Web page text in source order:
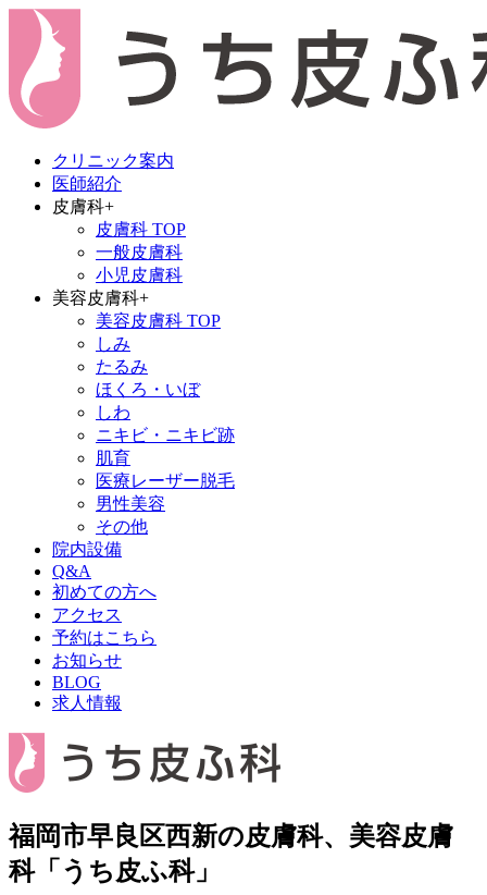
クリニック案内
医師紹介
皮膚科+
皮膚科 TOP
一般皮膚科
小児皮膚科
美容皮膚科+
美容皮膚科 TOP
しみ
たるみ
ほくろ・いぼ
しわ
ニキビ・ニキビ跡
肌育
医療レーザー脱毛
男性美容
その他
院内設備
Q&A
初めての方へ
アクセス
予約はこちら
お知らせ
BLOG
求人情報
福岡市早良区西新の皮膚科、美容皮膚
科「うち皮ふ科」